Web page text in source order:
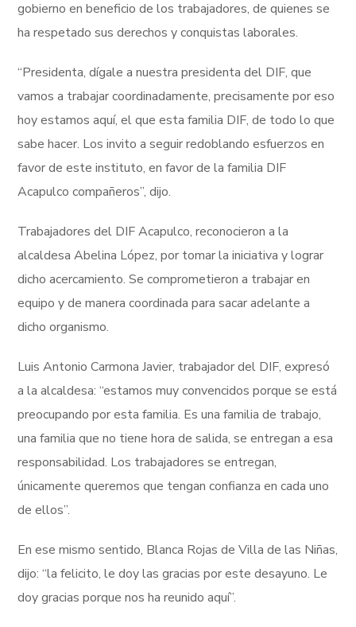
gobierno en beneficio de los trabajadores, de quienes se
ha respetado sus derechos y conquistas laborales.
“Presidenta, dígale a nuestra presidenta del DIF, que
vamos a trabajar coordinadamente, precisamente por eso
hoy estamos aquí, el que esta familia DIF, de todo lo que
sabe hacer. Los invito a seguir redoblando esfuerzos en
favor de este instituto, en favor de la familia DIF
Acapulco compañeros”, dijo.
Trabajadores del DIF Acapulco, reconocieron a la
alcaldesa Abelina López, por tomar la iniciativa y lograr
dicho acercamiento. Se comprometieron a trabajar en
equipo y de manera coordinada para sacar adelante a
dicho organismo.
Luis Antonio Carmona Javier, trabajador del DIF, expresó
a la alcaldesa: “estamos muy convencidos porque se está
preocupando por esta familia. Es una familia de trabajo,
una familia que no tiene hora de salida, se entregan a esa
responsabilidad. Los trabajadores se entregan,
únicamente queremos que tengan confianza en cada uno
de ellos”.
En ese mismo sentido, Blanca Rojas de Villa de las Niñas,
dijo: “la felicito, le doy las gracias por este desayuno. Le
doy gracias porque nos ha reunido aquí”.